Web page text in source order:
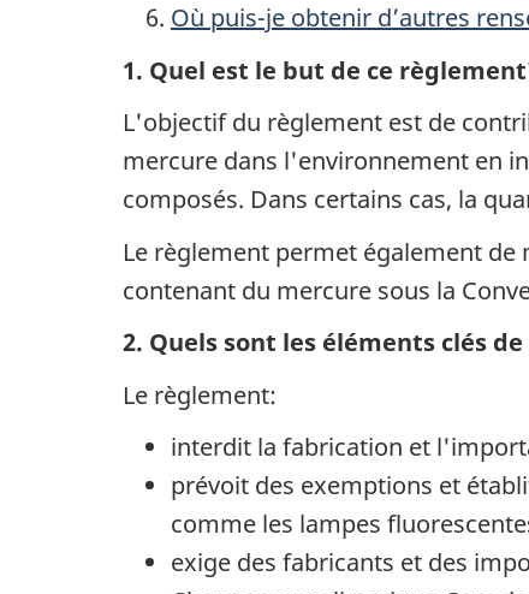
Où puis-je obtenir d’autres
1. Quel est le but de ce
L'objectif du règlement est de
mercure dans l'environnement en
composés. Dans certains cas, la
Le règlement permet également
contenant du mercure sous la
2. Quels sont les éléments clés
Le règlement:
interdit la fabrication et
prévoit des exemptions et
comme les lampes
exige des fabricants et des